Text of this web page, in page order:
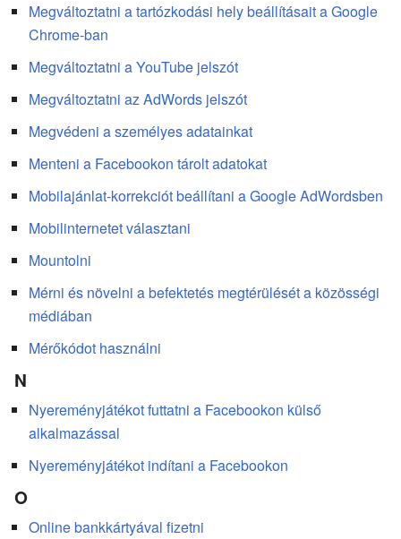
Megváltoztatni a tartózkodási hely beállításait a Google
Chrome-ban
Megváltoztatni a YouTube jelszót
Megváltoztatni az AdWords jelszót
Megvédeni a személyes adatainkat
Menteni a Facebookon tárolt adatokat
Mobilajánlat-korrekciót beállítani a Google AdWordsben
Mobilinternetet választani
Mountolni
Mérni és növelni a befektetés megtérülését a közösségi
médiában
Mérőkódot használni
N
Nyereményjátékot futtatni a Facebookon külső
alkalmazással
Nyereményjátékot indítani a Facebookon
O
Online bankkártyával fizetni